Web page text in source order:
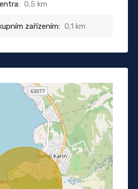
0,5 km
zařízením: 0,1 km